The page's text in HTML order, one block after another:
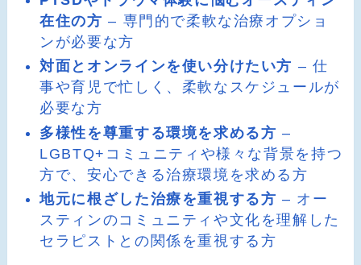
在住の方 – 専門的で柔軟な治療オプショ
ンが必要な方
対面とオンラインを使い分けたい方 – 仕
事や育児で忙しく、柔軟なスケジュールが
必要な方
多様性を尊重する環境を求める方 –
LGBTQ+コミュニティや様々な背景を持つ
方で、安心できる治療環境を求める方
地元に根ざした治療を重視する方 – オー
スティンのコミュニティや文化を理解した
セラピストとの関係を重視する方